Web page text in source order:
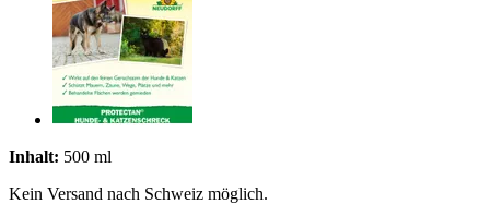
Inhalt: 500 ml
Kein Versand nach Schweiz möglich.